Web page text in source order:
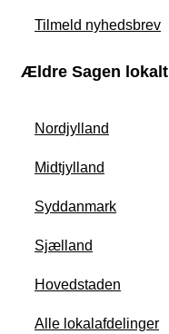
Tilmeld nyhedsbrev
Ældre Sagen lokalt
Nordjylland
Midtjylland
Syddanmark
Sjælland
Hovedstaden
Alle lokalafdelinger